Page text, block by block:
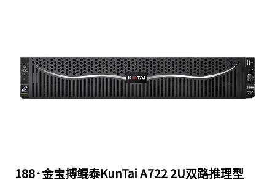
188·金宝搏鲲泰KunTai A722 2U双路推理型